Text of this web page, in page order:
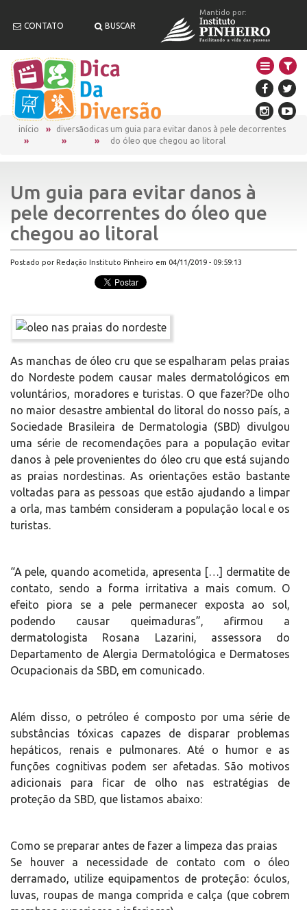
CONTATO BUSCAR
Mantido por:
início diversãodicas um guia para evitar danos à pele decorrentes
do óleo que chegou ao litoral
Um guia para evitar danos à
pele decorrentes do óleo que
chegou ao litoral
Postado por Redação Instituto Pinheiro em 04/11/2019 - 09:59:13
As manchas de óleo cru que se espalharam pelas praias
do Nordeste podem causar males dermatológicos em
voluntários, moradores e turistas. O que fazer?De olho
no maior desastre ambiental do litoral do nosso país, a
Sociedade Brasileira de Dermatologia (SBD) divulgou
uma série de recomendações para a população evitar
danos à pele provenientes do óleo cru que está sujando
as praias nordestinas. As orientações estão bastante
voltadas para as pessoas que estão ajudando a limpar
a orla, mas também consideram a população local e os
turistas.
“A pele, quando acometida, apresenta […] dermatite de
contato, sendo a forma irritativa a mais comum. O
efeito piora se a pele permanecer exposta ao sol,
podendo causar queimaduras”, afirmou a
dermatologista Rosana Lazarini, assessora do
Departamento de Alergia Dermatológica e Dermatoses
Ocupacionais da SBD, em comunicado.
Além disso, o petróleo é composto por uma série de
substâncias tóxicas capazes de disparar problemas
hepáticos, renais e pulmonares. Até o humor e as
funções cognitivas podem ser afetadas. São motivos
adicionais para ficar de olho nas estratégias de
proteção da SBD, que listamos abaixo:
Como se preparar antes de fazer a limpeza das praias
Se houver a necessidade de contato com o óleo
derramado, utilize equipamentos de proteção: óculos,
luvas, roupas de manga comprida e calça (que cobrem